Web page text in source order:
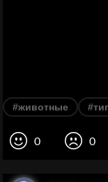
#животные
0 0